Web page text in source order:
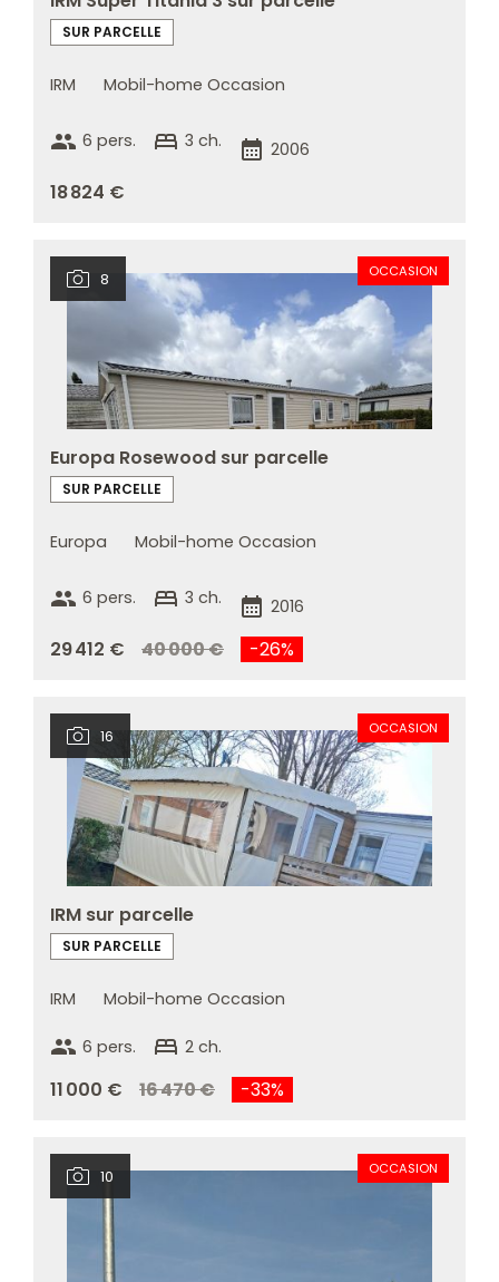
SUR PARCELLE
IRM Mobil-home Occasion
group 6 pers. bed 3 ch. calendar_month 2006
18 824 €
8 OCCASION
Europa Rosewood sur parcelle
SUR PARCELLE
Europa Mobil-home Occasion
group 6 pers. bed 3 ch. calendar_month 2016
29 412 € 40 000 € -26%
16 OCCASION
IRM sur parcelle
SUR PARCELLE
IRM Mobil-home Occasion
group 6 pers. bed 2 ch.
11 000 € 16 470 € -33%
10 OCCASION